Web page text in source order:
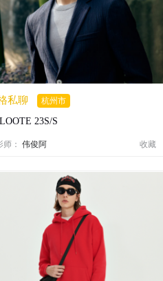
私聊 杭州市
23S/S
师： 伟俊阿 收藏